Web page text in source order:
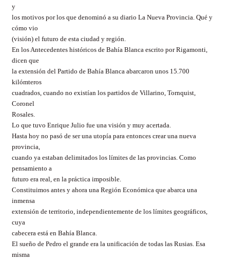
y
los motivos por los que denominó a su diario La Nueva Provincia. Qué y
cómo vio
(visión) el futuro de esta ciudad y región.
En los Antecedentes históricos de Bahía Blanca escrito por Rigamonti,
dicen que
la extensión del Partido de Bahía Blanca abarcaron unos 15.700
kilómteros
cuadrados, cuando no existían los partidos de Villarino, Tornquist,
Coronel
Rosales.
Lo que tuvo Enrique Julio fue una visión y muy acertada.
Hasta hoy no pasó de ser una utopía para entonces crear una nueva
provincia,
cuando ya estaban delimitados los límites de las provincias. Como
pensamiento a
futuro era real, en la práctica imposible.
Constituimos antes y ahora una Región Económica que abarca una
inmensa
extensión de territorio, independientemente de los límites geográficos,
cuya
cabecera está en Bahía Blanca.
El sueño de Pedro el grande era la unificación de todas las Rusias. Esa
misma